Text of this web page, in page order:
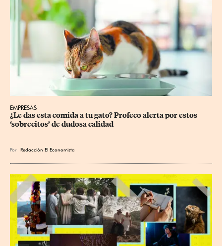
EMPRESAS
¿Le das esta comida a tu gato? Profeco alerta por estos
‘sobrecitos’ de dudosa calidad
Por Redacción El Economista